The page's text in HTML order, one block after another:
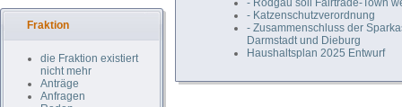
Fraktion
die Fraktion existiert
nicht mehr
Anträge
Anfragen
- Rodgau soll Fairtrade-Town
- Katzenschutzverordnung
- Zusammenschluss der
Darmstadt und Dieburg
Haushaltsplan 2025 Entwurf